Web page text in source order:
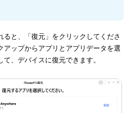
ると、「復元」をクリックしてくださ
アップからアプリとアプリデータを選
、デバイスに復元できます。